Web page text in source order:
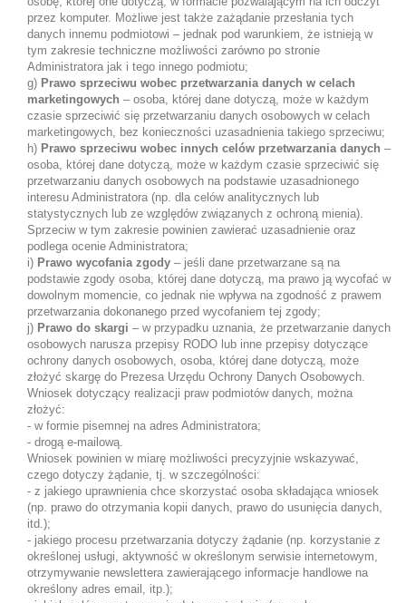
przez komputer. Możliwe jest także zażądanie przesłania tych
danych innemu podmiotowi – jednak pod warunkiem, że istnieją w
tym zakresie techniczne możliwości zarówno po stronie
Administratora jak i tego innego podmiotu;
g) Prawo sprzeciwu wobec przetwarzania danych w celach
marketingowych – osoba, której dane dotyczą, może w każdym
czasie sprzeciwić się przetwarzaniu danych osobowych w celach
marketingowych, bez konieczności uzasadnienia takiego sprzeciwu;
h) Prawo sprzeciwu wobec innych celów przetwarzania danych –
osoba, której dane dotyczą, może w każdym czasie sprzeciwić się
przetwarzaniu danych osobowych na podstawie uzasadnionego
interesu Administratora (np. dla celów analitycznych lub
statystycznych lub ze względów związanych z ochroną mienia).
Sprzeciw w tym zakresie powinien zawierać uzasadnienie oraz
podlega ocenie Administratora;
i) Prawo wycofania zgody – jeśli dane przetwarzane są na
podstawie zgody osoba, której dane dotyczą, ma prawo ją wycofać w
dowolnym momencie, co jednak nie wpływa na zgodność z prawem
przetwarzania dokonanego przed wycofaniem tej zgody;
j) Prawo do skargi – w przypadku uznania, że przetwarzanie danych
osobowych narusza przepisy RODO lub inne przepisy dotyczące
ochrony danych osobowych, osoba, której dane dotyczą, może
złożyć skargę do Prezesa Urzędu Ochrony Danych Osobowych.
Wniosek dotyczący realizacji praw podmiotów danych, można
złożyć:
- w formie pisemnej na adres Administratora;
- drogą e-mailową.
Wniosek powinien w miarę możliwości precyzyjnie wskazywać,
czego dotyczy żądanie, tj. w szczególności:
- z jakiego uprawnienia chce skorzystać osoba składająca wniosek
(np. prawo do otrzymania kopii danych, prawo do usunięcia danych,
itd.);
- jakiego procesu przetwarzania dotyczy żądanie (np. korzystanie z
określonej usługi, aktywność w określonym serwisie internetowym,
otrzymywanie newslettera zawierającego informacje handlowe na
określony adres email, itp.);